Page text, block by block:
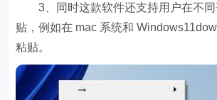
3、同时这款软件还支持用户在不同
贴，例如在 mac 系统和
粘贴。